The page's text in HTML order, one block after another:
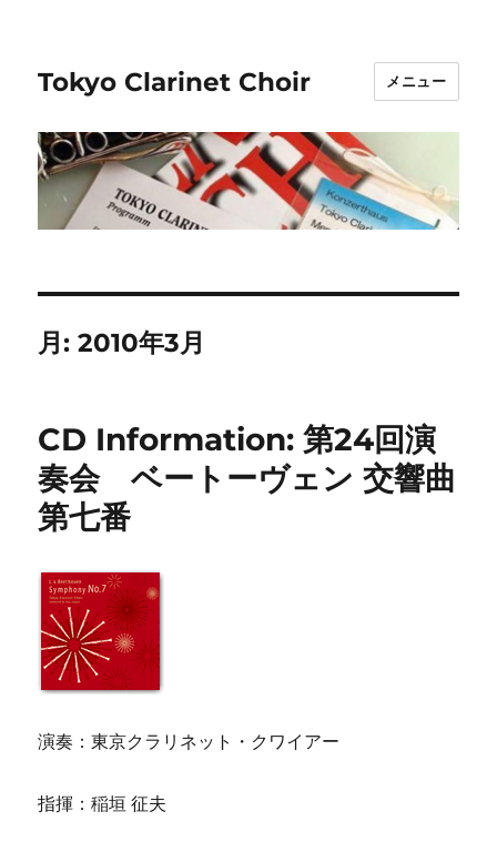
Tokyo Clarinet Choir メニュー
月:2010年3月
CD Information: 第24回演
奏会 ベートーヴェン 交響曲
第七番
演奏：東京クラリネット・クワイアー
指揮：稲垣 征夫